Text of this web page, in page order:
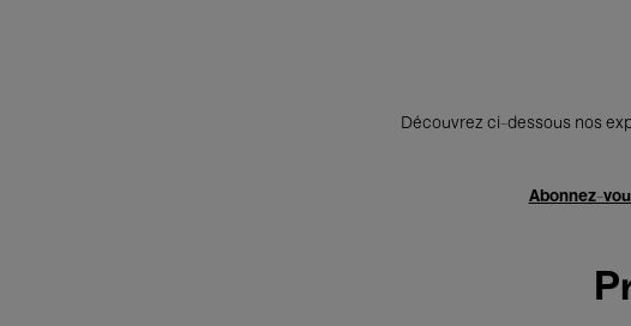
Découvrez ci-dessous nos
Abonnez-